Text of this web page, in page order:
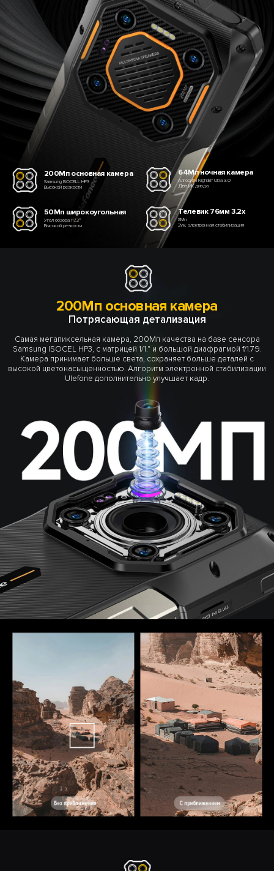
200Мп основная камера
Samsung ISOCELL HP3
Высокой резкости
64Мп ночная камера
Алгоритм NightElf Ultra 3.0
Два ИК диода
50Мп широкоугольная
Угол обзора 117.3°
Высокой резкости
Телевик 76мм 3.2x
8Мп
Зум, электронная стабилизация
200Мп основная камера
Потрясающая детализация
Самая мегапиксельная камера, 200Мп качества на базе сенсора
Samsung ISOCEL HP3, с матрицей 1/1." и большой диафрагмой f/1.79.
Камера принимает больше света, сохраняет больше деталей с
высокой цветонасыщенностью. Алгоритм электронной стабилизации
Ulefone дополнительно улучшает кадр.